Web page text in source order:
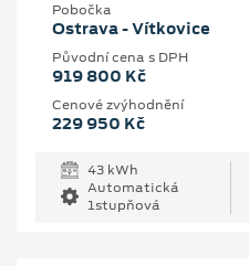
Pobočka
Ostrava - Vítkovice
Původní cena s DPH
919 800 Kč
Cenové zvýhodnění
229 950 Kč
43 kWh
Automatická
1stupňová